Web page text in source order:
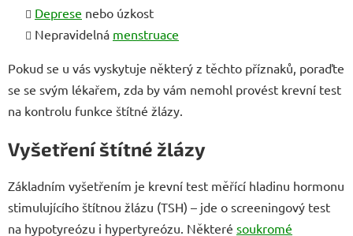
Deprese nebo úzkost
Nepravidelná menstruace
Pokud se u vás vyskytuje některý z těchto příznaků, poraďte
se se svým lékařem, zda by vám nemohl provést krevní test
na kontrolu funkce štítné žlázy.
Vyšetření štítné žlázy
Základním vyšetřením je krevní test měřící hladinu hormonu
stimulujícího štítnou žlázu (TSH) – jde o screeningový test
na hypotyreózu i hypertyreózu. Některé soukromé